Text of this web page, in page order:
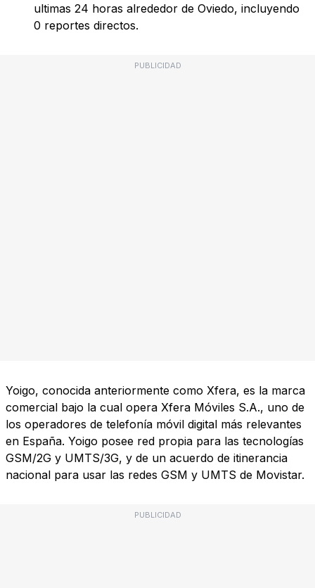
ultimas 24 horas alrededor de Oviedo, incluyendo
0 reportes directos.
PUBLICIDAD
Yoigo, conocida anteriormente como Xfera, es la marca
comercial bajo la cual opera Xfera Móviles S.A., uno de
los operadores de telefonía móvil digital más relevantes
en España. Yoigo posee red propia para las tecnologías
GSM/2G y UMTS/3G, y de un acuerdo de itinerancia
nacional para usar las redes GSM y UMTS de Movistar.
PUBLICIDAD